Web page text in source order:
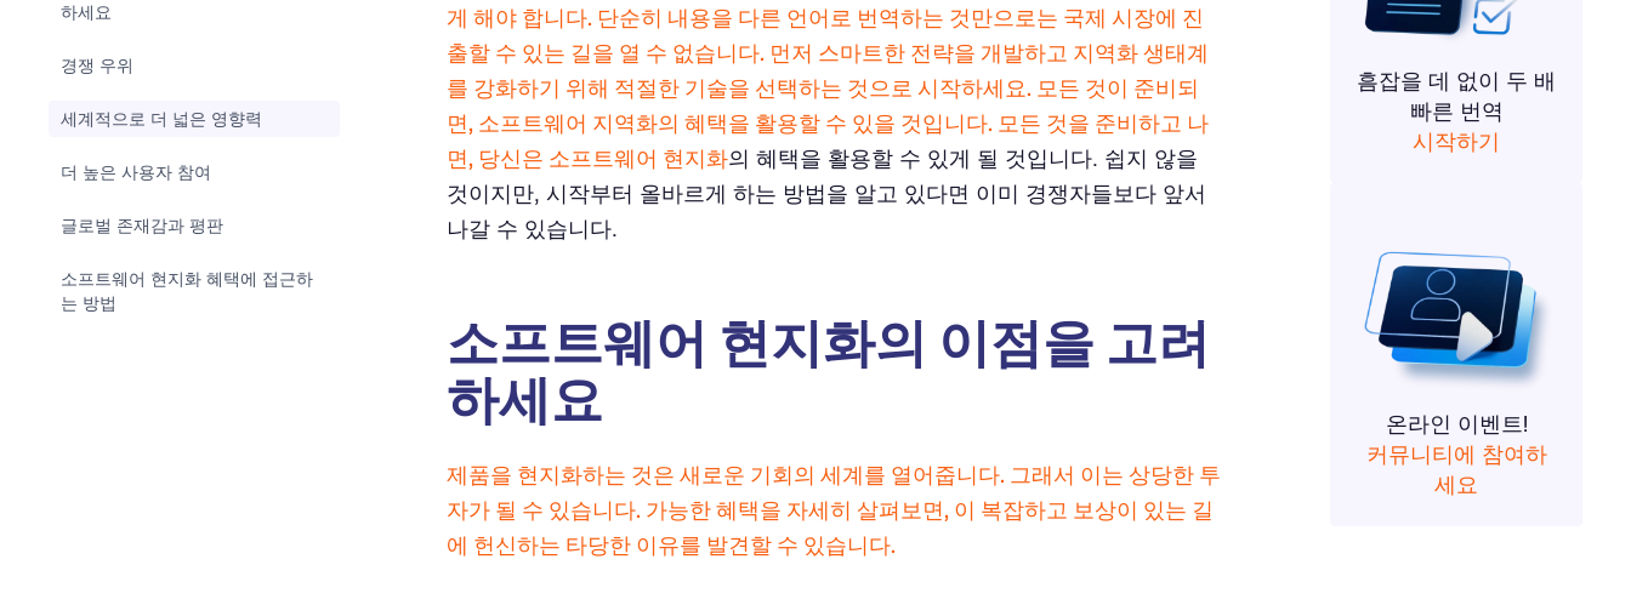
하세요
경쟁 우위
세계적으로 더 넓은 영향력
더 높은 사용자 참여
글로벌 존재감과 평판
소프트웨어 현지화 혜택에 접근하
는 방법
게 해야 합니다. 단순히 내용을 다른 언어로 번역하는 것만으로는 국제 시장에 진
출할 수 있는 길을 열 수 없습니다. 먼저 스마트한 전략을 개발하고 지역화 생태계
를 강화하기 위해 적절한 기술을 선택하는 것으로 시작하세요. 모든 것이 준비되
면, 소프트웨어 지역화의 혜택을 활용할 수 있을 것입니다. 모든 것을 준비하고 나
면, 당신은 소프트웨어 현지화의 혜택을 활용할 수 있게 될 것입니다. 쉽지 않을
것이지만, 시작부터 올바르게 하는 방법을 알고 있다면 이미 경쟁자들보다 앞서
나갈 수 있습니다.
소프트웨어 현지화의 이점을 고려
하세요
제품을 현지화하는 것은 새로운 기회의 세계를 열어줍니다. 그래서 이는 상당한 투
자가 될 수 있습니다. 가능한 혜택을 자세히 살펴보면, 이 복잡하고 보상이 있는 길
에 헌신하는 타당한 이유를 발견할 수 있습니다.
흠잡을 데 없이 두 배
빠른 번역
시작하기
온라인 이벤트!
커뮤니티에 참여하
세요